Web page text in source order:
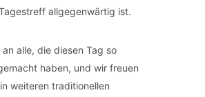
allgegenwärtig ist.
an alle, die diesen Tag so
haben, und wir freuen
weiteren traditionellen